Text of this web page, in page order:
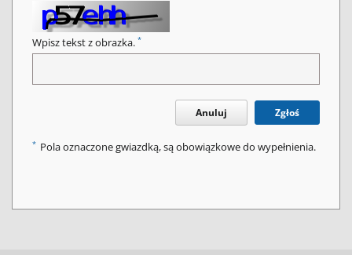
Wpisz tekst z obrazka. *
Anuluj Zgłoś
* Pola oznaczone gwiazdką, są obowiązkowe do wypełnienia.